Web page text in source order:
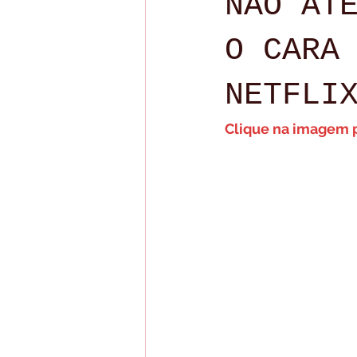
Live para membros Lives
O
NETFLIX
Clique na imagem